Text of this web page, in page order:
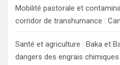
Mobilité pastorale et
corridor de transhumance :
Santé et agriculture : Baka et
dangers des engrais chimiques